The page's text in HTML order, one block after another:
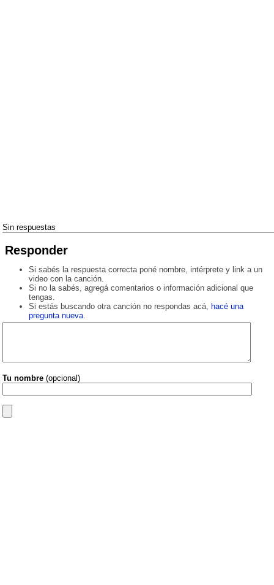
Sin respuestas
Responder
Si sabés la respuesta correcta poné nombre, intérprete y link a un
video con la canción.
Si no la sabés, agregá comentarios o información adicional que
tengas.
Si estás buscando otra canción no respondas acá, hacé una
pregunta nueva.
Tu nombre (opcional)